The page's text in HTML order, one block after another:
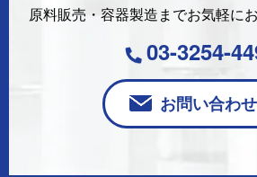
原料販売・容器製造までお気軽に
03-3254-
お問い合わせ